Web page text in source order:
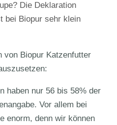
Die Deklaration
bei Biopur sehr klein
von Biopur Katzenfutter
haben nur 56 bis 58% der
Vor allem bei
enorm, denn wir können